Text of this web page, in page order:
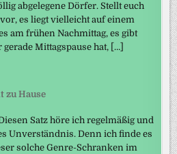
abgelegene Dörfer. Stellt euch
es liegt vielleicht auf einem
am frühen Nachmittag, es gibt
Mittagspause hat, […]
zu Hause
Satz höre ich regelmäßig und
Unverständnis. Denn ich finde es
solche Genre-Schranken im